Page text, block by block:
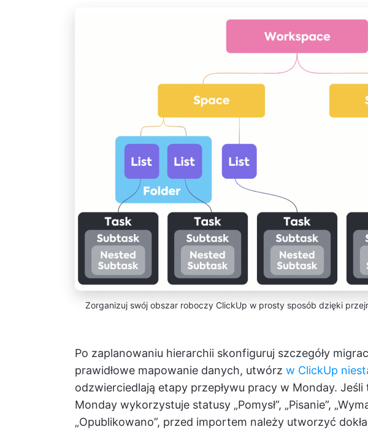
Zorganizuj swój obszar roboczy ClickUp w prosty sposób dzięki
Po zaplanowaniu hierarchii skonfiguruj szczegóły
prawidłowe mapowanie danych, utwórz w ClickUp
odzwierciedlają etapy przepływu pracy w Monday.
Monday wykorzystuje statusy „Pomysł”, „Pisanie”,
„Opublikowano”, przed importem należy utworzyć